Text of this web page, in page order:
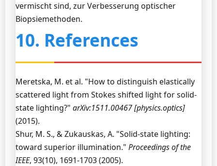
vermischt sind, zur Verbesserung optischer
Biopsiemethoden.
10. References
Meretska, M. et al. "How to distinguish elastically
scattered light from Stokes shifted light for solid-
state lighting?" arXiv:1511.00467 [physics.optics]
(2015).
Shur, M. S., & Zukauskas, A. "Solid-state lighting:
toward superior illumination." Proceedings of the
IEEE, 93(10), 1691-1703 (2005).